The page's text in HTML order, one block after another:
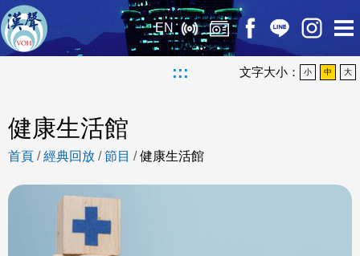
EN
::: 文字大小： 小 中 大
健康生活館
首頁 /經典回放 /節目 /健康生活館